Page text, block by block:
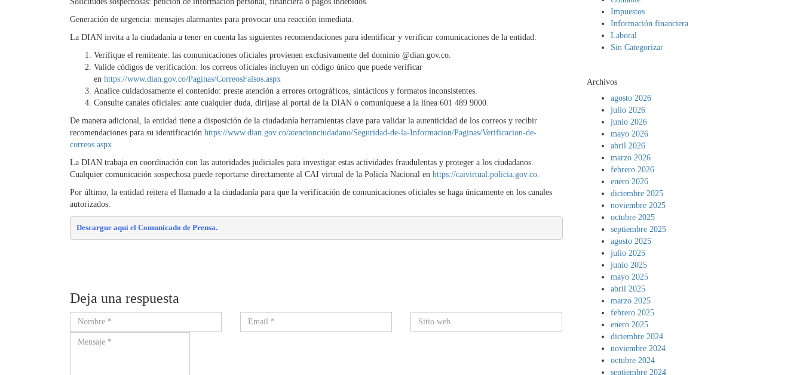
Generación de urgencia: mensajes alarmantes para provocar una reacción inmediata.
La DIAN invita a la ciudadanía a tener en cuenta las siguientes recomendaciones para identificar y verificar comunicaciones de la entidad:
Verifique el remitente: las comunicaciones oficiales provienen exclusivamente del dominio @dian.gov.co.
Valide códigos de verificación: los correos oficiales incluyen un código único que puede verificar
en https://www.dian.gov.co/Paginas/CorreosFalsos.aspx
Analice cuidadosamente el contenido: preste atención a errores ortográficos, sintácticos y formatos inconsistentes.
Consulte canales oficiales: ante cualquier duda, diríjase al portal de la DIAN o comuníquese a la línea 601 489 9000.
De manera adicional, la entidad tiene a disposición de la ciudadanía herramientas clave para validar la autenticidad de los correos y recibir
recomendaciones para su identificación https://www.dian.gov.co/atencionciudadano/Seguridad-de-la-Informacion/Paginas/Verificacion-de-
correos.aspx
La DIAN trabaja en coordinación con las autoridades judiciales para investigar estas actividades fraudulentas y proteger a los ciudadanos.
Cualquier comunicación sospechosa puede reportarse directamente al CAI virtual de la Policía Nacional en https://caivirtual.policia.gov.co
Por último, la entidad reitera el llamado a la ciudadanía para que la verificación de comunicaciones oficiales se haga únicamente en los canales
autorizados.
Descargue aquí el Comunicado de Prensa.
Deja una respuesta
Impuestos
Información financiera
Laboral
Sin Categorizar
Archivos
agosto 2026
julio 2026
junio 2026
mayo 2026
abril 2026
marzo 2026
febrero 2026
enero 2026
diciembre 2025
noviembre 2025
octubre 2025
septiembre 2025
agosto 2025
julio 2025
junio 2025
mayo 2025
abril 2025
marzo 2025
febrero 2025
enero 2025
diciembre 2024
noviembre 2024
octubre 2024
septiembre 2024